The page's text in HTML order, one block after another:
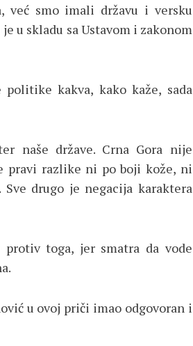
već smo imali državu i versku
u skladu sa Ustavom i zakonom
kakva, kako kaže, sada
naše države. Crna Gora nije
pravi razlike ni po boji kože, ni
drugo je negacija karaktera
toga, jer smatra da vode
u ovoj priči imao odgovoran i